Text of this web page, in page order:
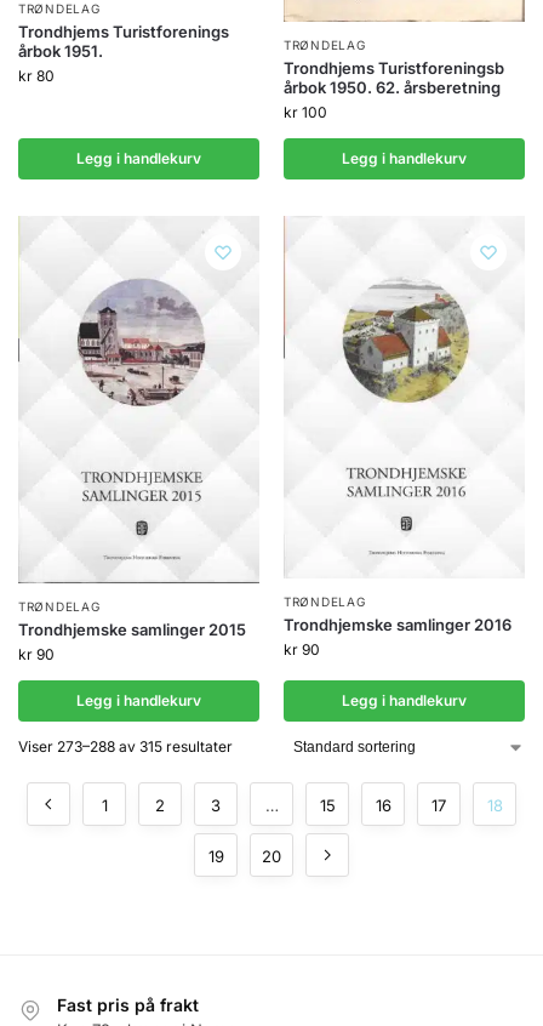
TRØNDELAG
Trondhjems Turistforenings
årbok 1951.
kr 80
Legg i handlekurv
TRØNDELAG
Trondhjems Turistforeningsb
årbok 1950. 62. årsberetning
kr 100
Legg i handlekurv
TRØNDELAG
Trondhjemske samlinger 2015
kr 90
Legg i handlekurv
TRØNDELAG
Trondhjemske samlinger 2016
kr 90
Legg i handlekurv
Viser 273–288 av 315 resultater
1 2 3 … 15 16 17 18
19 20
Fast pris på frakt